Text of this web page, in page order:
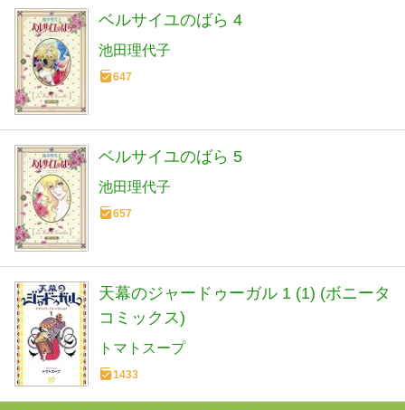
ベルサイユのばら 4
池田理代子
647
ベルサイユのばら 5
池田理代子
657
天幕のジャードゥーガル 1 (1) (ボニータ
コミックス)
トマトスープ
1433